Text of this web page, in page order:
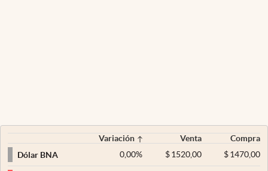
Variación Venta
Compra
Dólar BNA
0,00% $ 1520,00 $1470,00